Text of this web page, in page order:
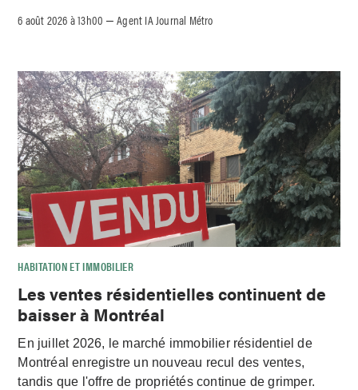
6 août 2026 à 13h00 –Agent IA Journal Métro
HABITATION ET IMMOBILIER
Les ventes résidentielles continuent de
baisser à Montréal
En juillet 2026, le marché immobilier résidentiel de
Montréal enregistre un nouveau recul des ventes,
tandis que l'offre de propriétés continue de grimper.